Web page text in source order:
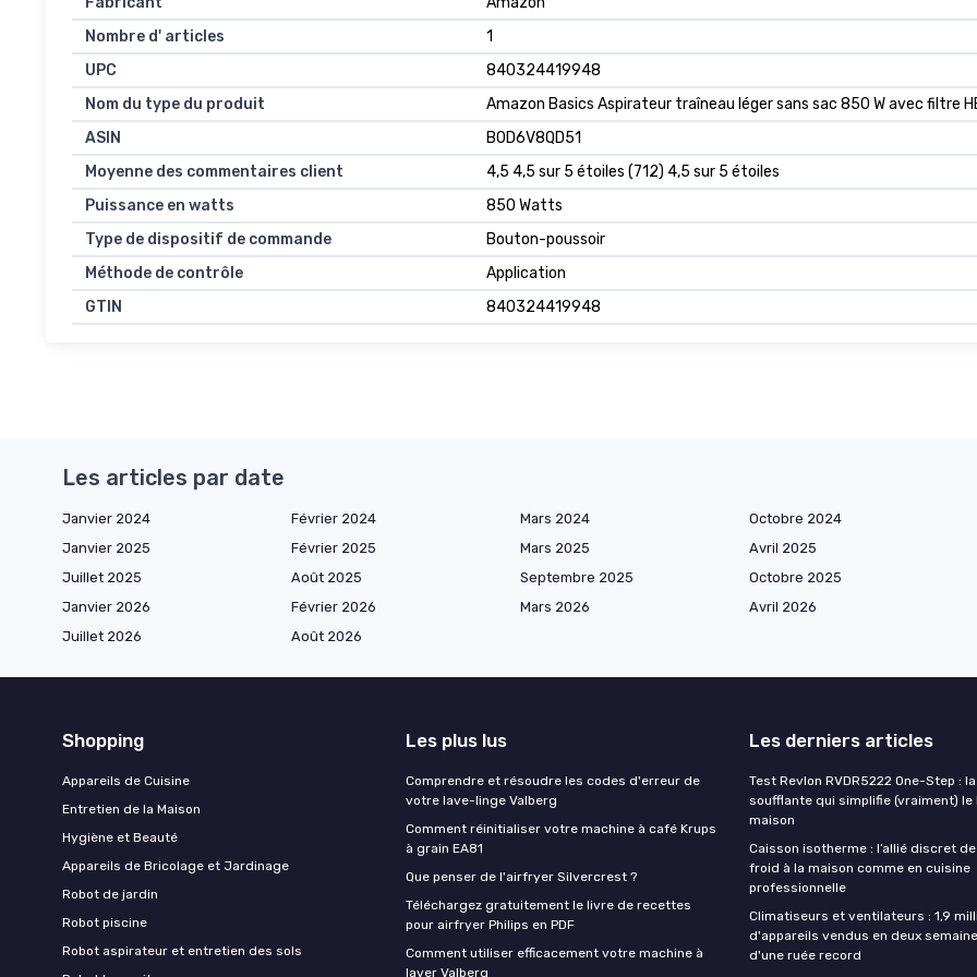
Nombre d' articles
1
UPC
840324419948
Nom du type du produit
Amazon Basics Aspirateur traîneau léger sans sac 850 W avec filtre
ASIN
B0D6V8QD51
Moyenne des commentaires client
4,5 4,5 sur 5 étoiles (712) 4,5 sur 5 étoiles
Puissance en watts
850 Watts
Type de dispositif de commande
Bouton-poussoir
Méthode de contrôle
Application
GTIN
840324419948
Les articles par date
Janvier 2024 Février 2024 Mars 2024
Octobre 2024
Janvier 2025
Février 2025 Mars 2025
Avril 2025
Juillet 2025
Août 2025 Septembre 2025
Octobre 2025
Janvier 2026
Février 2026 Mars 2026
Avril 2026
Juillet 2026
Août 2026
Shopping
Appareils de Cuisine
Entretien de la Maison
Hygiène et Beauté
Appareils de Bricolage et Jardinage
Robot de jardin
Robot piscine
Robot aspirateur et entretien des sols
Les plus lus
Comprendre et résoudre les codes d'erreur de
votre lave-linge Valberg
Comment réinitialiser votre machine à café Krups
à grain EA81
Que penser de l'airfryer Silvercrest ?
Téléchargez gratuitement le livre de recettes
pour airfryer Philips en PDF
Comment utiliser efficacement votre machine à
laver Valberg
Les derniers articles
Test Revlon RVDR5222 One-Step :
soufflante qui simplifie (vraiment) le
maison
Caisson isotherme : l’allié discret
froid à la maison comme en cuisine
professionnelle
Climatiseurs et ventilateurs : 1,9
d'appareils vendus en deux
d'une ruée record